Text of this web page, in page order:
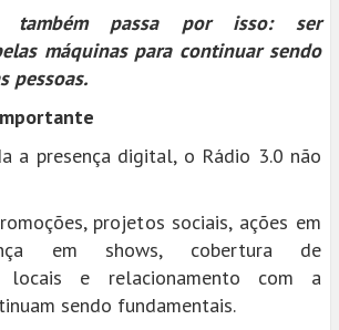
passa por isso: ser
máquinas para continuar sendo
pessoas.
a presença digital, o Rádio 3.0 não
projetos sociais, ações em
em shows, cobertura de
locais e relacionamento com a
sendo fundamentais.